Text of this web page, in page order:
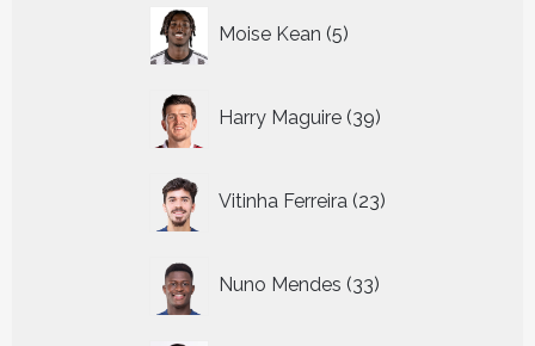
Moise Kean 5
producten
Harry Maguire 39
producten
Vitinha Ferreira 23
producten
Nuno Mendes 33
producten